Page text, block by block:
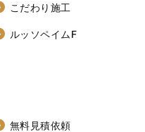
こだわり施工
ルッソペイムF
無料見積依頼